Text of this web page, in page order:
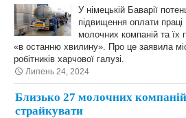
У німецькій Баварії
підвищення оплати праці
молочних компаній та їх
«в останню хвилину». Про це заявила
робітників харчової галузі.
Липень 24, 2024
Близько 27 молочних компаній
страйкувати